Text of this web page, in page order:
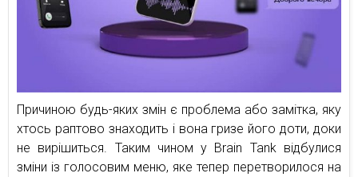
Причиною будь-яких змін є проблема або замітка, яку
хтось раптово знаходить і вона гризе його доти, доки
не вирішиться. Таким чином у Brain Tank відбулися
зміни із голосовим меню, яке тепер перетворилося на